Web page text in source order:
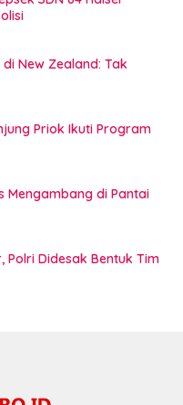
New Zealand: Tak
Priok Ikuti Program
Mengambang di Pantai
Polri Didesak Bentuk Tim